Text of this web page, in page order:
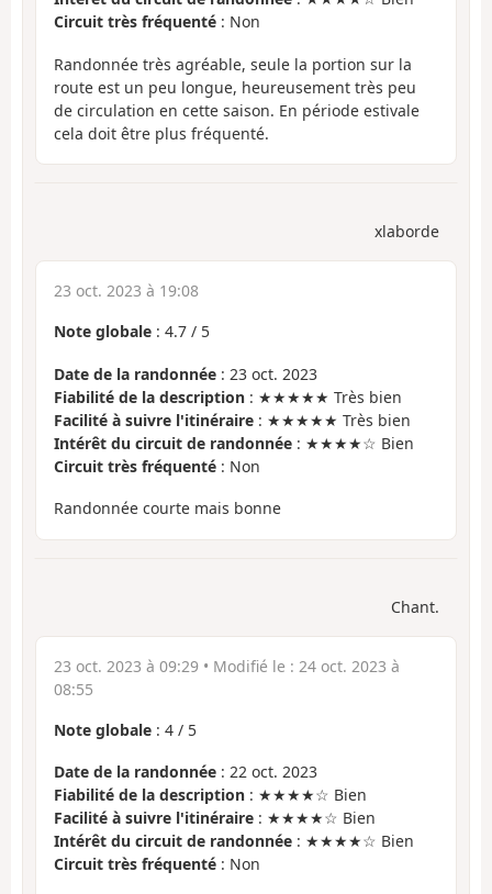
Circuit très fréquenté : Non
Randonnée très agréable, seule la portion sur la
route est un peu longue, heureusement très peu
de circulation en cette saison. En période estivale
cela doit être plus fréquenté.
xlaborde
23 oct. 2023 à 19:08
Note globale : 4.7 / 5
Date de la randonnée : 23 oct. 2023
Fiabilité de la description : ★★★★★ Très bien
Facilité à suivre l'itinéraire : ★★★★★ Très bien
Intérêt du circuit de randonnée : ★★★★☆ Bien
Circuit très fréquenté : Non
Randonnée courte mais bonne
Chant.
23 oct. 2023 à 09:29 • Modifié le : 24 oct. 2023 à
08:55
Note globale : 4 / 5
Date de la randonnée : 22 oct. 2023
Fiabilité de la description : ★★★★☆ Bien
Facilité à suivre l'itinéraire : ★★★★☆ Bien
Intérêt du circuit de randonnée : ★★★★☆ Bien
Circuit très fréquenté : Non